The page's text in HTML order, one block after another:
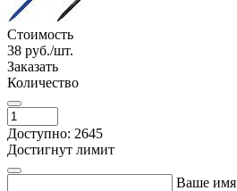
Стоимость
38 руб./шт.
Заказать
Количество
Доступно: 2645
Достигнут лимит
Ваше имя